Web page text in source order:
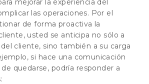
mejorar la experiencia del
las operaciones. Por el
de forma proactiva la
usted se anticipa no sólo a
cliente, sino también a su carga
si hace una comunicación
quedarse, podría responder a